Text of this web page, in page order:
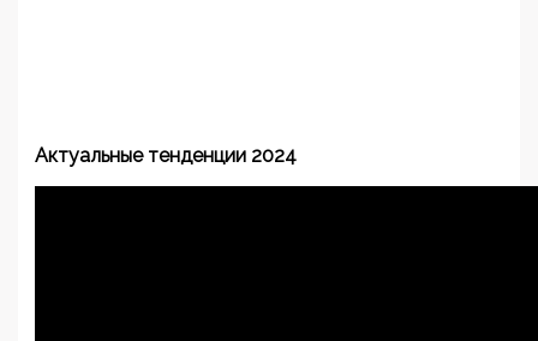
Актуальные тенденции 2024